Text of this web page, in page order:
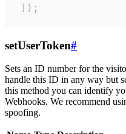
]);
setUserToken#
Sets an ID number for the
handle this ID in any way but
this method you can identify
Webhooks. We recommend
spoofing.